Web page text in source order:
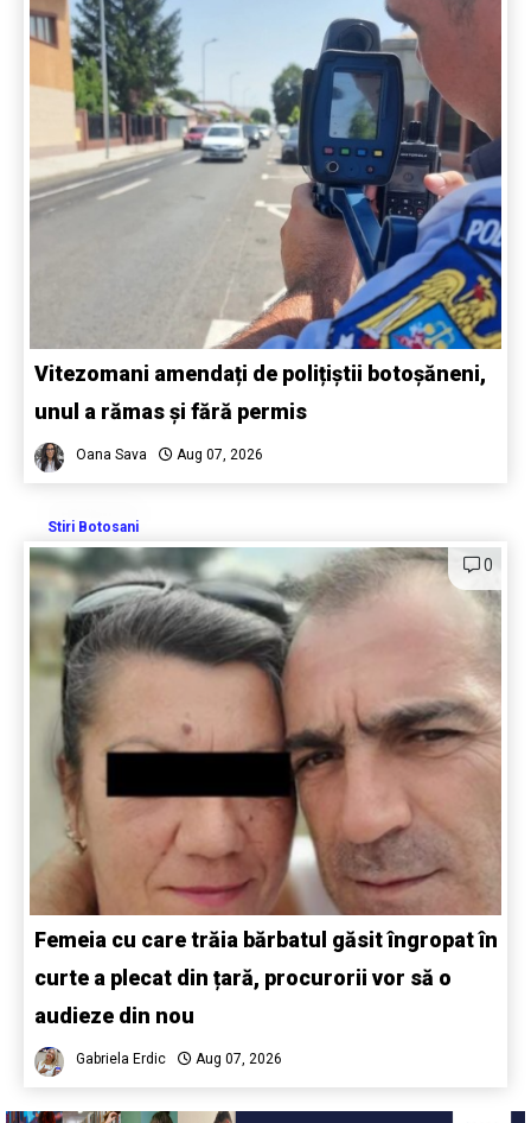
Vitezomani amendați de polițiștii botoșăneni,
unul a rămas și fără permis
Oana Sava Aug 07, 2026
Stiri Botosani
0
Femeia cu care trăia bărbatul găsit îngropat în
curte a plecat din țară, procurorii vor să o
audieze din nou
Gabriela Erdic Aug 07, 2026